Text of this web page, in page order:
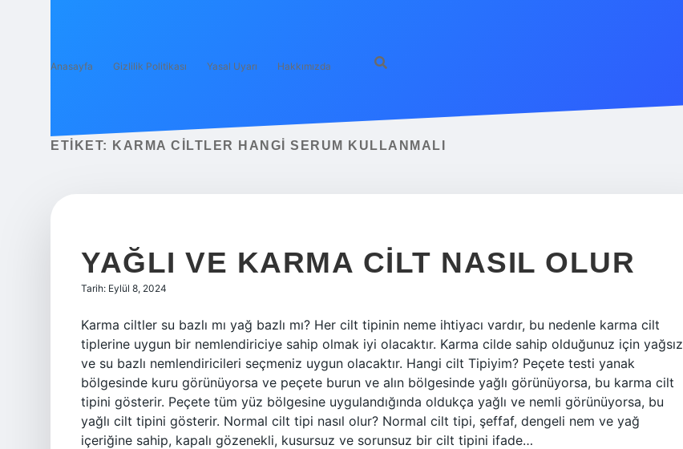
Anasayfa Gizlilik Politikası Yasal Uyarı Hakkımızda
ETIKET: KARMA CILTLER HANGI SERUM KULLANMALI
YAĞLI VE KARMA CILT NASIL OLUR
Tarih: Eylül 8, 2024
Karma ciltler su bazlı mı yağ bazlı mı? Her cilt tipinin neme ihtiyacı vardır, bu nedenle karma cilt
tiplerine uygun bir nemlendiriciye sahip olmak iyi olacaktır. Karma cilde sahip olduğunuz için yağsız
ve su bazlı nemlendiricileri seçmeniz uygun olacaktır. Hangi cilt Tipiyim? Peçete testi yanak
bölgesinde kuru görünüyorsa ve peçete burun ve alın bölgesinde yağlı görünüyorsa, bu karma cilt
tipini gösterir. Peçete tüm yüz bölgesine uygulandığında oldukça yağlı ve nemli görünüyorsa, bu
yağlı cilt tipini gösterir. Normal cilt tipi nasıl olur? Normal cilt tipi, şeffaf, dengeli nem ve yağ
içeriğine sahip, kapalı gözenekli, kusursuz ve sorunsuz bir cilt tipini ifade…